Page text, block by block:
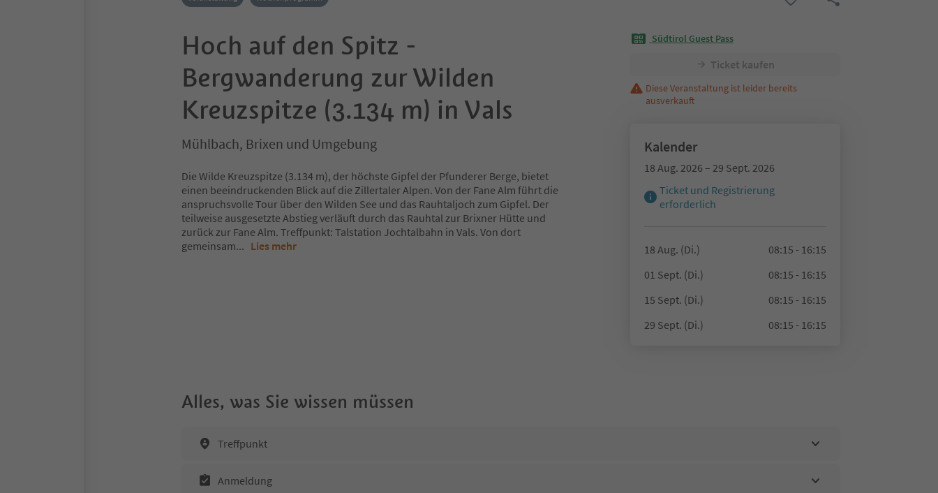
Hoch auf den Spitz -
Bergwanderung zur Wilden
Kreuzspitze (3.134 m) in Vals
Mühlbach, Brixen und Umgebung
Die Wilde Kreuzspitze (3.134 m), der höchste Gipfel der Pfunderer Berge, bietet
einen beeindruckenden Blick auf die Zillertaler Alpen. Von der Fane Alm führt die
anspruchsvolle Tour über den Wilden See und das Rauhtaljoch zum Gipfel. Der
teilweise ausgesetzte Abstieg verläuft durch das Rauhtal zur Brixner Hütte und
zurück zur Fane Alm. Treffpunkt: Talstation Jochtalbahn in Vals. Von dort
gemeinsam... Lies mehr
Südtirol Guest Pass
Ticket kaufen
Diese Veranstaltung ist leider bereits
ausverkauft
Kalender
18 Aug. 2026 – 29 Sept. 2026
Ticket und Registrierung
erforderlich
18 Aug. (Di.)
08:15 - 16:15
01 Sept. (Di.)
08:15 - 16:15
15 Sept. (Di.)
08:15 - 16:15
29 Sept. (Di.)
08:15 - 16:15
Alles, was Sie wissen müssen
Treffpunkt
Anmeldung